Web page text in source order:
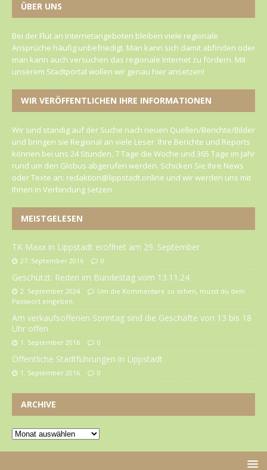
ÜBER UNS
Bei der Flut an Internetangeboten bleiben viele regionale
Ansprüche häufig unbefriedigt. Man kann sich damit abfinden oder
man kann auch versuchen das regionale Internet zu fördern. Mit
unserem Stadtportal wollen wir genau hier ansetzen!
WIR VERÖFFENTLICHEN IHRE INFORMATIONEN
Wir sind ständig auf der Suche nach neuen Quellen/Berichte/Bilder
und bringen sie Regional an viele Leser. Ihre Berichte und Reports
können bei uns 24 Stunden, 7 Tage die Woche und 365 Tage im Jahr
rund um den Globus abgerufen werden. Schicken Sie Ihre News
oder Texte an: redaktion@lippstadt.online und wir werden uns mit
Ihnen in Verbindung setzen
MEISTGELESEN
TK Maxx in Lippstadt eröffnet am 29. September
27. September 2016 0
Geschützt: Reden im Bundestag vom 13.11.24
2. September 2024
Um die Kommentare zu sehen, musst du dein
Passwort eingeben.
Am verkaufsoffenen Sonntag sind die Geschäfte von 13 bis 18
Uhr offen
1. September 2016 0
Öffentliche Stadtführungen in Lippstadt
1. September 2016 0
ARCHIVE